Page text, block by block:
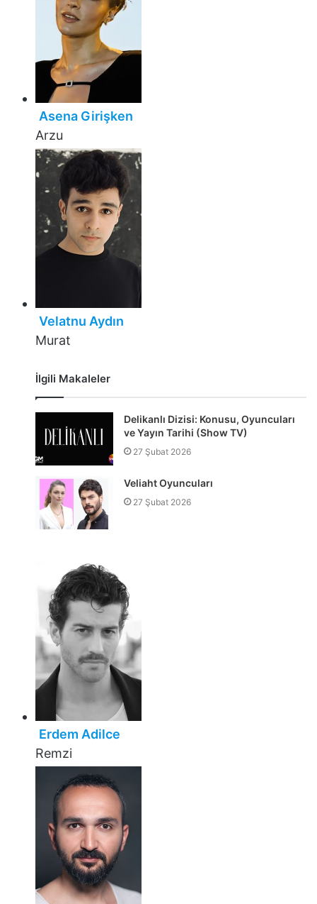
Asena Girişken
Arzu
Velatnu Aydın
Murat
İlgili Makaleler
Delikanlı Dizisi: Konusu, Oyuncuları
ve Yayın Tarihi (Show TV)
27 Şubat 2026
Veliaht Oyuncuları
27 Şubat 2026
Erdem Adilce
Remzi